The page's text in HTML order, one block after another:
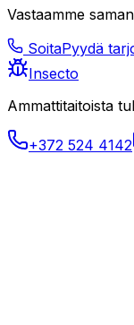
Vastaamme
SoitaPyydä
Insecto
Ammattitaitoista
+372 524 4142